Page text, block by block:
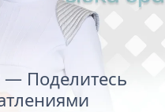
Поделитесь